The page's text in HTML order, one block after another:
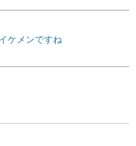
ケメンですね